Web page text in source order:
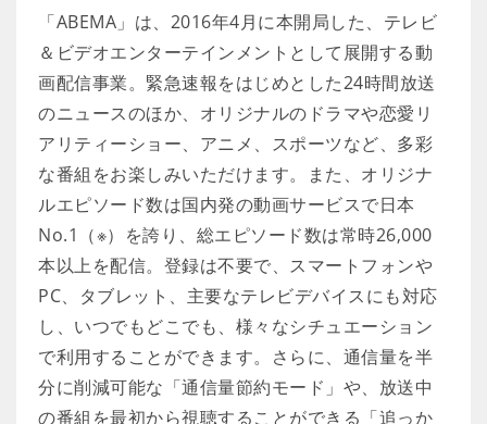
「ABEMA」は、2016年4月に本開局した、テレビ
＆ビデオエンターテインメントとして展開する動
画配信事業。緊急速報をはじめとした24時間放送
のニュースのほか、オリジナルのドラマや恋愛リ
アリティーショー、アニメ、スポーツなど、多彩
な番組をお楽しみいただけます。また、オリジナ
ルエピソード数は国内発の動画サービスで日本
No.1（※）を誇り、総エピソード数は常時26,000
本以上を配信。登録は不要で、スマートフォンや
PC、タブレット、主要なテレビデバイスにも対応
し、いつでもどこでも、様々なシチュエーション
で利用することができます。さらに、通信量を半
分に削減可能な「通信量節約モード」や、放送中
の番組を最初から視聴することができる「追っか